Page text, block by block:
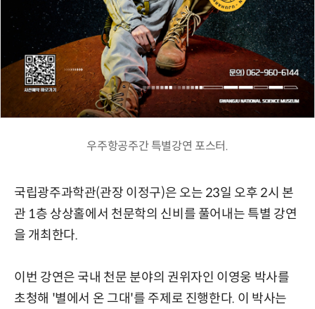
우주항공주간 특별강연 포스터.
국립광주과학관(관장 이정구)은 오는 23일 오후 2시 본
관 1층 상상홀에서 천문학의 신비를 풀어내는 특별 강연
을 개최한다.
이번 강연은 국내 천문 분야의 권위자인 이영웅 박사를
초청해 '별에서 온 그대'를 주제로 진행한다. 이 박사는